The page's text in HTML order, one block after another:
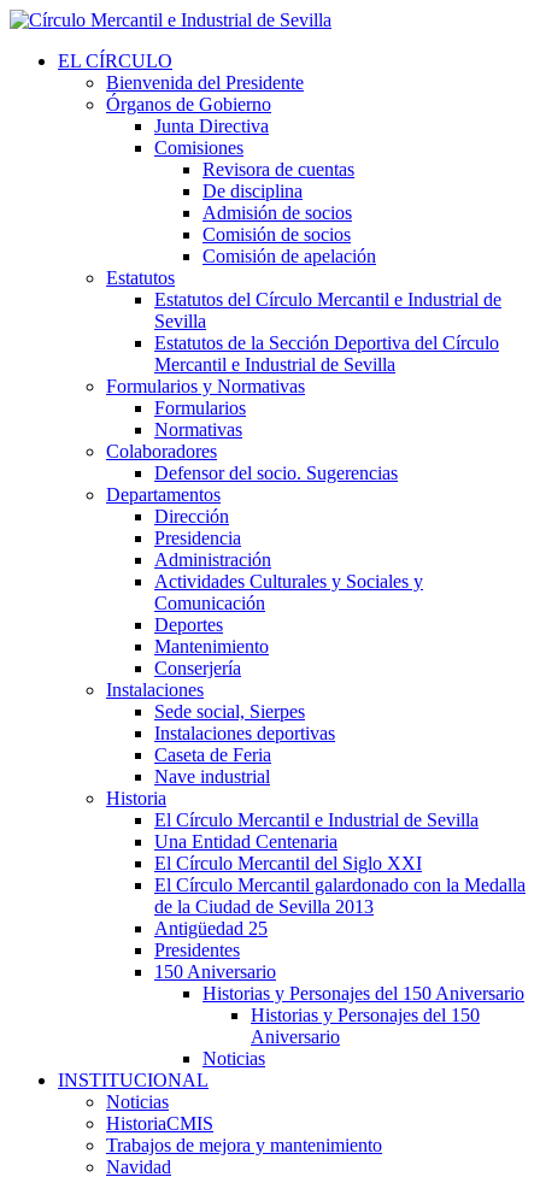
EL CÍRCULO
Bienvenida del Presidente
Órganos de Gobierno
Junta Directiva
Comisiones
Revisora de cuentas
De disciplina
Admisión de socios
Comisión de socios
Comisión de apelación
Estatutos
Estatutos del Círculo Mercantil e Industrial de
Sevilla
Estatutos de la Sección Deportiva del Círculo
Mercantil e Industrial de Sevilla
Formularios y Normativas
Formularios
Normativas
Colaboradores
Defensor del socio. Sugerencias
Departamentos
Dirección
Presidencia
Administración
Actividades Culturales y Sociales y
Comunicación
Deportes
Mantenimiento
Conserjería
Instalaciones
Sede social, Sierpes
Instalaciones deportivas
Caseta de Feria
Nave industrial
Historia
El Círculo Mercantil e Industrial de Sevilla
Una Entidad Centenaria
El Círculo Mercantil del Siglo XXI
El Círculo Mercantil galardonado con la Medalla
de la Ciudad de Sevilla 2013
Antigüedad 25
Presidentes
150 Aniversario
Historias y Personajes del 150 Aniversario
Historias y Personajes del 150
Aniversario
Noticias
INSTITUCIONAL
Noticias
HistoriaCMIS
Trabajos de mejora y mantenimiento
Navidad